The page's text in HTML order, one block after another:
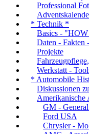
Professional
* Technik *
Basics -
Daten - Fakten
Projekte
Werkstatt -
* Automobile
Diskussionen
GM -
Ford USA
Chrysler -